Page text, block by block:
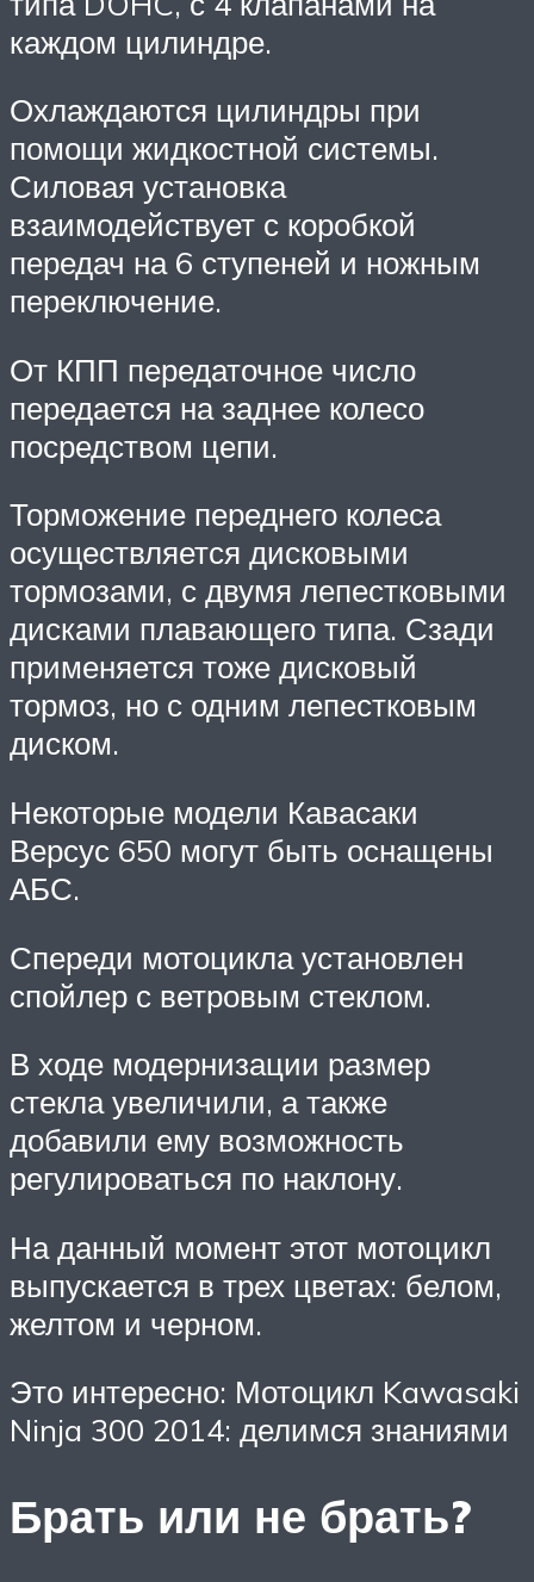
каждом цилиндре.
Охлаждаются цилиндры при
помощи жидкостной системы.
Силовая установка
взаимодействует с коробкой
передач на 6 ступеней и ножным
переключение.
От КПП передаточное число
передается на заднее колесо
посредством цепи.
Торможение переднего колеса
осуществляется дисковыми
тормозами, с двумя лепестковыми
дисками плавающего типа. Сзади
применяется тоже дисковый
тормоз, но с одним лепестковым
диском.
Некоторые модели Кавасаки
Версус 650 могут быть оснащены
АБС.
Спереди мотоцикла установлен
спойлер с ветровым стеклом.
В ходе модернизации размер
стекла увеличили, а также
добавили ему возможность
регулироваться по наклону.
На данный момент этот мотоцикл
выпускается в трех цветах: белом,
желтом и черном.
Это интересно: Мотоцикл Kawasaki
Ninja 300 2014: делимся знаниями
Брать или не брать?